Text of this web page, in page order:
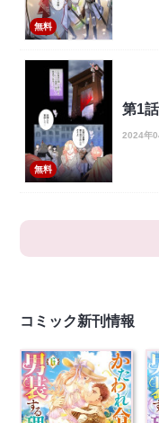
無料
無料
第1話
2024年
コミック新刊情報
かたわれ令嬢が男装す
る理由 6 【コミック】